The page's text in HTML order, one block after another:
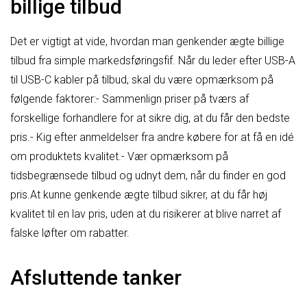
billige tilbud
Det er vigtigt at vide, hvordan man genkender ægte billige
tilbud fra simple markedsføringsfif. Når du leder efter USB-A
til USB-C kabler på tilbud, skal du være opmærksom på
følgende faktorer:- Sammenlign priser på tværs af
forskellige forhandlere for at sikre dig, at du får den bedste
pris.- Kig efter anmeldelser fra andre købere for at få en idé
om produktets kvalitet.- Vær opmærksom på
tidsbegrænsede tilbud og udnyt dem, når du finder en god
pris.At kunne genkende ægte tilbud sikrer, at du får høj
kvalitet til en lav pris, uden at du risikerer at blive narret af
falske løfter om rabatter.
Afsluttende tanker